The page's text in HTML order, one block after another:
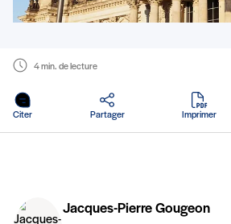
4 min. de lecture
Citer Partager Imprimer
en PDF
Jacques-Pierre Gougeon